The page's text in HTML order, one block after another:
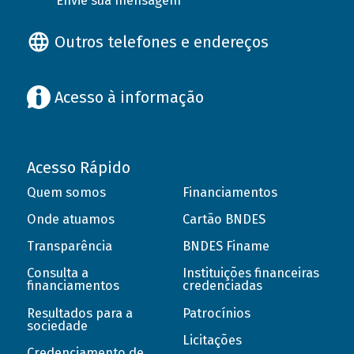
Outros telefones e endereços
Acesso à informação
Acesso Rápido
Quem somos
Onde atuamos
Transparência
Consulta a
financiamentos
Resultados para a
sociedade
Financiamentos
Cartão BNDES
BNDES Finame
Instituições financeiras
credenciadas
Patrocínios
Licitações